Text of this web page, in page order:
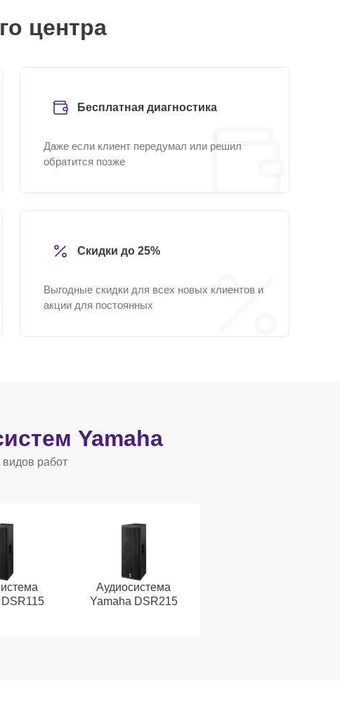
центра
Бесплатная диагностика
Даже если клиент передумал или решил
обратится позже
Скидки до 25%
Выгодные скидки для всех новых клиентов и
акции для постоянных
Yamaha
видов работ
Аудиосистема
Yamaha DSR215